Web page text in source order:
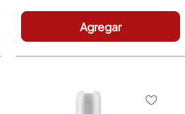
Agregar